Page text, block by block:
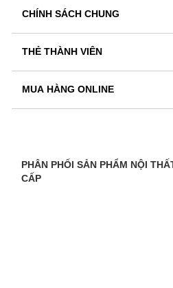
CHÍNH SÁCH CHUNG
THẺ THÀNH VIÊN
MUA HÀNG ONLINE
PHÂN PHỐI SẢN PHẨM NỘI
CẤP